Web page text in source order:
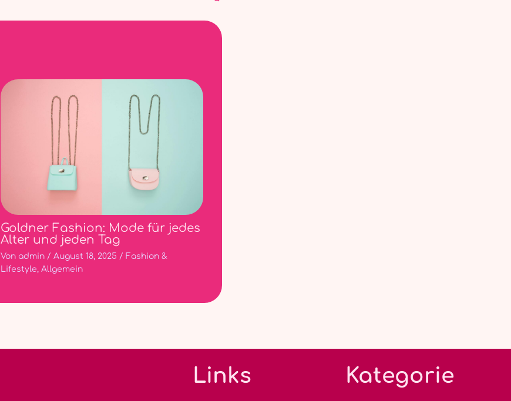
Goldner Fashion: Mode für jedes
Alter und jeden Tag
Von admin / August 18, 2025 / Fashion &
Lifestyle, Allgemein
Links
Kategorie